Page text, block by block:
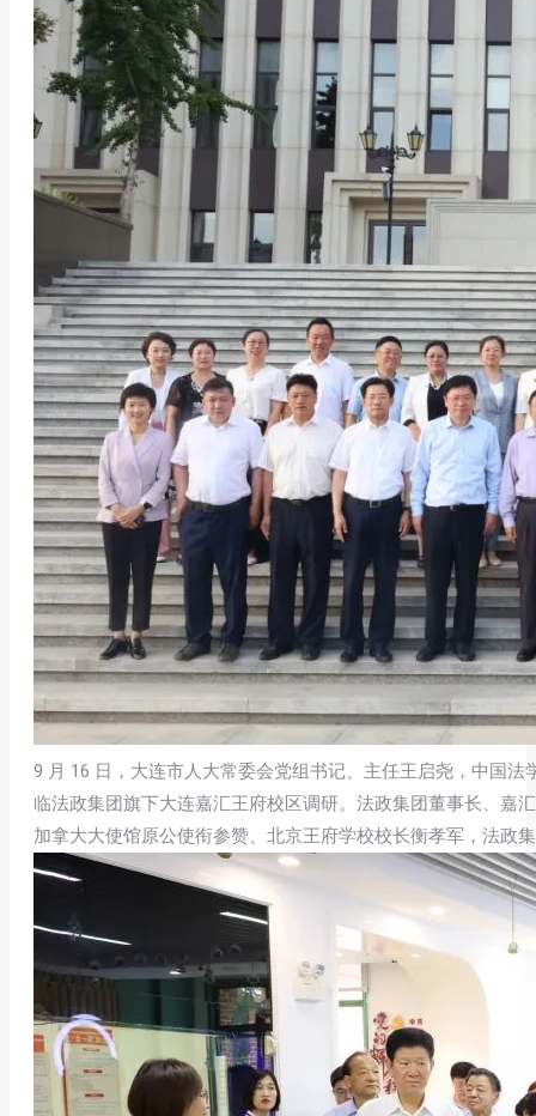
9 月 16 日，大连市人大常委会党组书记、主任王启尧，中国
临法政集团旗下大连嘉汇王府校区调研。法政集团董事长、嘉
加拿大大使馆原公使衔参赞、北京王府学校校长衡孝军，法政